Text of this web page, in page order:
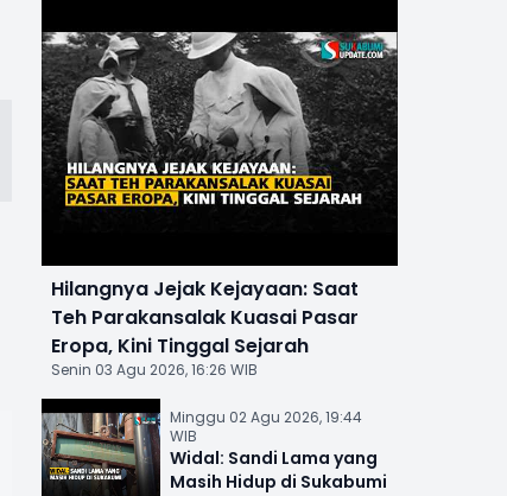
Hilangnya Jejak Kejayaan: Saat
Teh Parakansalak Kuasai Pasar
Eropa, Kini Tinggal Sejarah
Senin 03 Agu 2026, 16:26 WIB
Minggu 02 Agu 2026, 19:44
WIB
Widal: Sandi Lama yang
Masih Hidup di Sukabumi